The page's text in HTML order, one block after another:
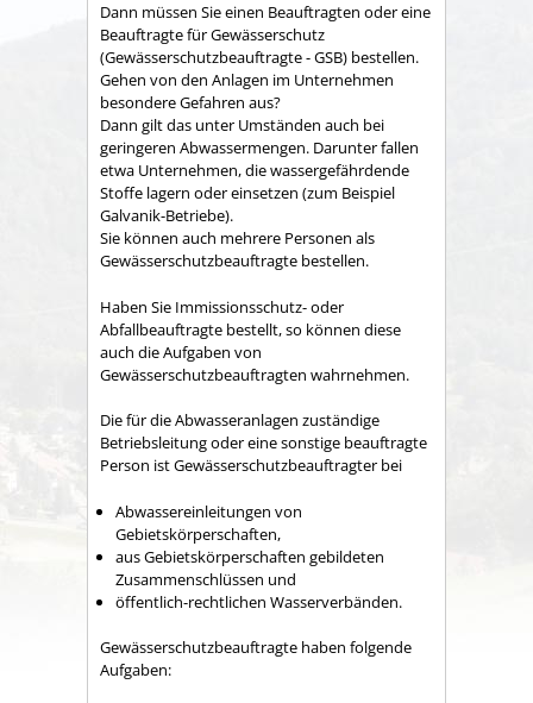
Dann müssen Sie einen Beauftragten oder eine
Beauftragte für Gewässerschutz
(Gewässerschutzbeauftragte - GSB) bestellen.
Gehen von den Anlagen im Unternehmen
besondere Gefahren aus?
Dann gilt das unter Umständen auch bei
geringeren Abwassermengen. Darunter fallen
etwa Unternehmen, die wassergefährdende
Stoffe lagern oder einsetzen (zum Beispiel
Galvanik-Betriebe).
Sie können auch mehrere Personen als
Gewässerschutzbeauftragte bestellen.
Haben Sie Immissionsschutz- oder
Abfallbeauftragte bestellt, so können diese
auch die Aufgaben von
Gewässerschutzbeauftragten wahrnehmen.
Die für die Abwasseranlagen zuständige
Betriebsleitung oder eine sonstige beauftragte
Person ist Gewässerschutzbeauftragter bei
Abwassereinleitungen von
Gebietskörperschaften,
aus Gebietskörperschaften gebildeten
Zusammenschlüssen und
öffentlich-rechtlichen Wasserverbänden.
Gewässerschutzbeauftragte haben folgende
Aufgaben: